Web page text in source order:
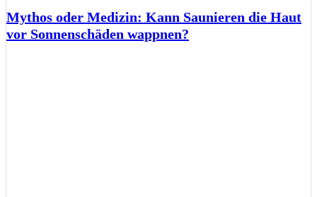
Mythos oder Medizin: Kann Saunieren die Haut
vor Sonnenschäden wappnen?